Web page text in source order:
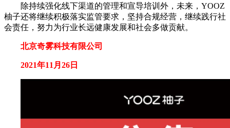
除持续强化线下渠道的管理和宣导培训外，未来，YOOZ
柚子还将继续积极落实监管要求，坚持合规经营，继续践行社
会责任，努力为行业长远健康发展和社会多做贡献。
北京奇雾科技有限公司
2021年11月26日